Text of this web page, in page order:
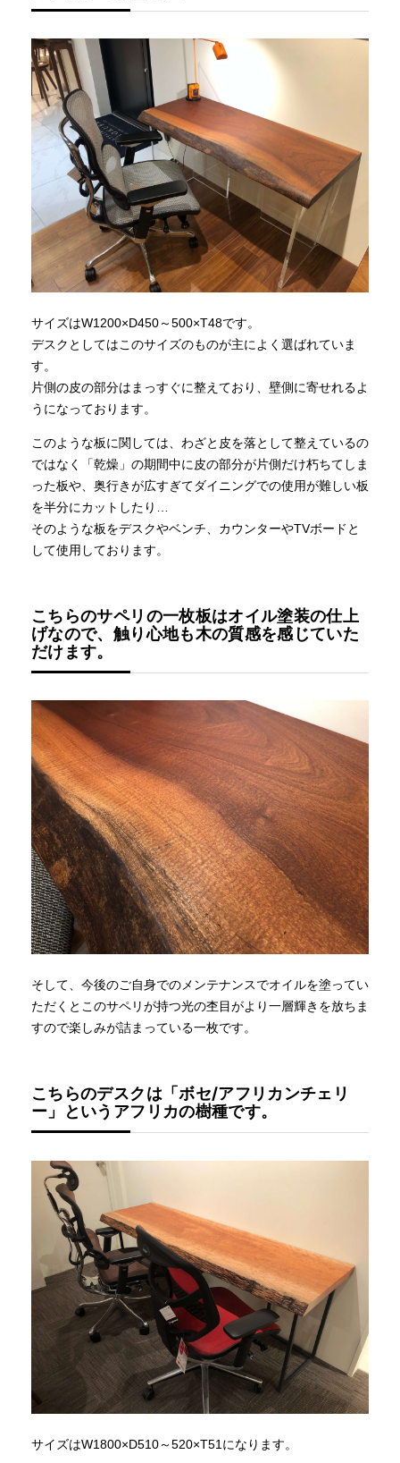
サイズはW1200×D450～500×T48です。
デスクとしてはこのサイズのものが主によく選ばれていま
す。
片側の皮の部分はまっすぐに整えており、壁側に寄せれるよ
うになっております。
このような板に関しては、わざと皮を落として整えているの
ではなく「乾燥」の期間中に皮の部分が片側だけ朽ちてしま
った板や、奥行きが広すぎてダイニングでの使用が難しい板
を半分にカットしたり…
そのような板をデスクやベンチ、カウンターやTVボードと
して使用しております。
こちらのサペリの一枚板はオイル塗装の仕上
げなので、触り心地も木の質感を感じていた
だけます。
そして、今後のご自身でのメンテナンスでオイルを塗ってい
ただくとこのサペリが持つ光の杢目がより一層輝きを放ちま
すので楽しみが詰まっている一枚です。
こちらのデスクは「ボセ/アフリカンチェリ
ー」というアフリカの樹種です。
サイズはW1800×D510～520×T51になります。